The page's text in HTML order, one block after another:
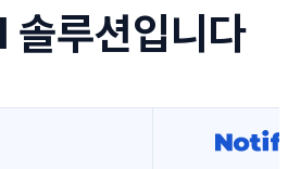
솔루션입니다